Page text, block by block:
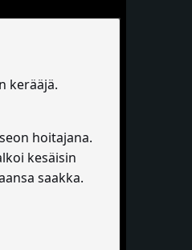
kerääjä.
hoitajana.
kesäisin
saakka.